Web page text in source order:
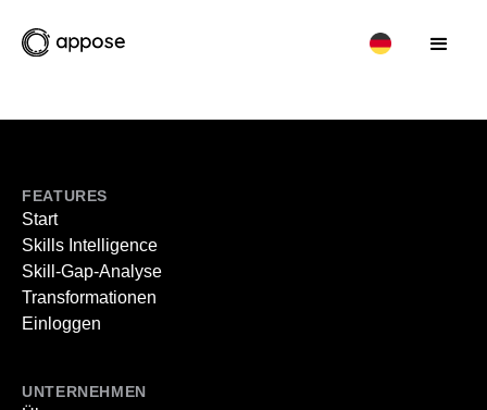
FEATURES
Start
Skills Intelligence
Skill-Gap-Analyse
Transformationen
Einloggen
UNTERNEHMEN